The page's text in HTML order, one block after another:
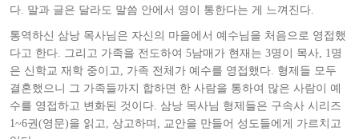
다. 말과 글은 달라도 말씀 안에서 영이 통한다는 게 느껴진다.
통역하신 삼낭 목사님은 자신의 마을에서 예수님을 처음으로 영접했
다고 한다. 그리고 가족을 전도하여 5남매가 현재는 3명이 목사, 1명
은 신학교 재학 중이고, 가족 전체가 예수를 영접했다. 형제들 모두
결혼했으니 그 가족들까지 합하면 한 사람을 통하여 많은 사람이 예
수를 영접하고 변화된 것이다. 삼낭 목사님 형제들은 구속사 시리즈
1~6권(영문)을 읽고, 상고하며, 교안을 만들어 성도들에게 가르치고